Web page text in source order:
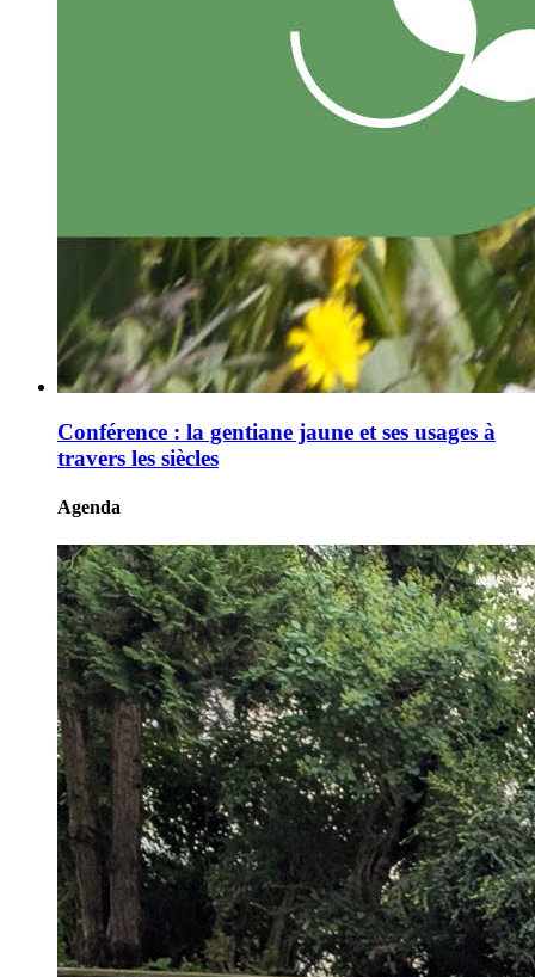
Conférence : la gentiane jaune et ses usages à
travers les siècles
Agenda